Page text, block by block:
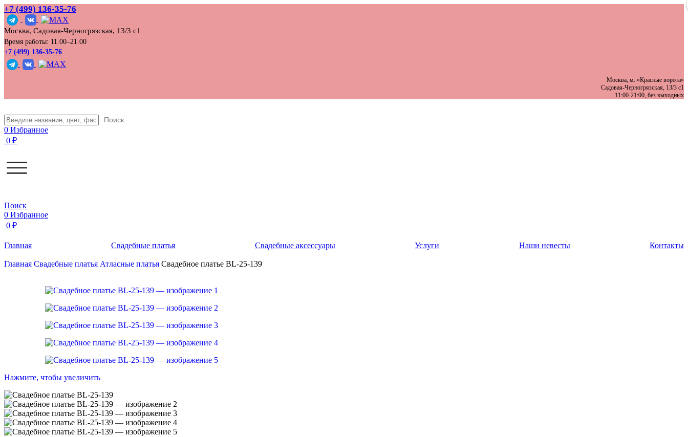
+7 (499) 136‑35‑76
Москва, Садовая-Черногрязская, 13/3 с1
Время работы: 11.00–21.00
+7 (499) 136-35-76
Москва, м. «Красные ворота»
Садовая-Черногрязская, 13/3 с1
11:00-21:00, без выходных
Поиск
0 Избранное
0 ₽
Поиск
0 Избранное
0 ₽
Главная Свадебные платья Свадебные аксессуары Услуги Наши невесты Контакты
Главная Свадебные платья Атласные платья Свадебное платье BL-25-139
Нажмите, чтобы увеличить